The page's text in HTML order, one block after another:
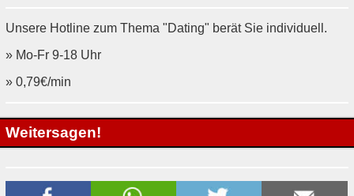
Unsere Hotline zum Thema "Dating" berät Sie individuell.
» Mo-Fr 9-18 Uhr
» 0,79€/min
Weitersagen!